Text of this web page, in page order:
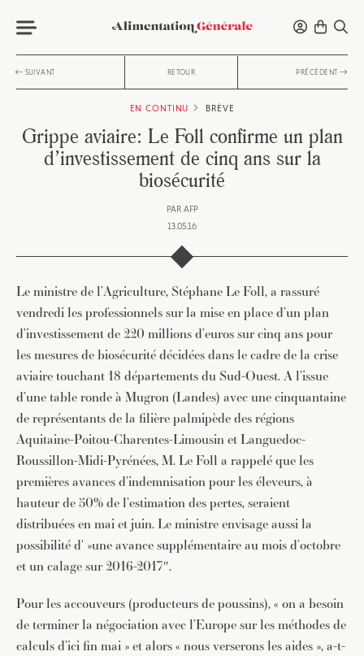
SUIVANT RETOUR PRÉCÉDENT
EN CONTINU BRÈVE
Grippe aviaire: Le Foll confirme un plan
d’investissement de cinq ans sur la
biosécurité
PAR AFP
13.05.16
Le ministre de l’Agriculture, Stéphane Le Foll, a rassuré
vendredi les professionnels sur la mise en place d’un plan
d’investissement de 220 millions d’euros sur cinq ans pour
les mesures de biosécurité décidées dans le cadre de la crise
aviaire touchant 18 départements du Sud-Ouest. A l’issue
d’une table ronde à Mugron (Landes) avec une cinquantaine
de représentants de la filière palmipède des régions
Aquitaine-Poitou-Charentes-Limousin et Languedoc-
Roussillon-Midi-Pyrénées, M. Le Foll a rappelé que les
premières avances d’indemnisation pour les éleveurs, à
hauteur de 50% de l’estimation des pertes, seraient
distribuées en mai et juin. Le ministre envisage aussi la
possibilité d' »une avance supplémentaire au mois d’octobre
et un calage sur 2016-2017″.
Pour les accouveurs (producteurs de poussins), « on a besoin
de terminer la négociation avec l’Europe sur les méthodes de
calculs d’ici fin mai » et alors « nous verserons les aides », a-t-